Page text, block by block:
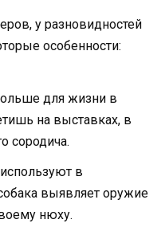
у разновидностей
особенности:
для жизни в
на выставках, в
сородича.
в
выявляет оружие
нюху.